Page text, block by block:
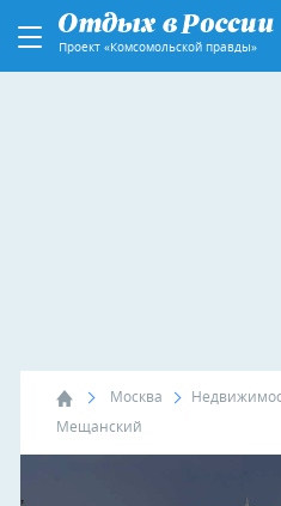
Проект «Комсомольской правды»
Москва
Мещанский